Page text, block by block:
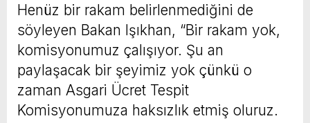
Henüz bir rakam belirlenmediğini de
söyleyen Bakan Işıkhan, “Bir rakam yok,
komisyonumuz çalışıyor. Şu an
paylaşacak bir şeyimiz yok çünkü o
zaman Asgari Ücret Tespit
Komisyonumuza haksızlık etmiş oluruz.